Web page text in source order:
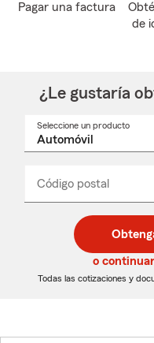
Pagar una factura
de
¿Le gustaría
Seleccione un producto
Código postal
de
5
dígitos
de
5
dígitos
_____
o
Todas las cotizaciones y